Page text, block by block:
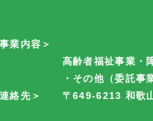
業内容＞
高齢者福祉事業・
・その他（委託事
絡先＞
〒649-6213 和歌